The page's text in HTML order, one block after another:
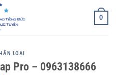
0
LOẠI
Pro – 0963138666